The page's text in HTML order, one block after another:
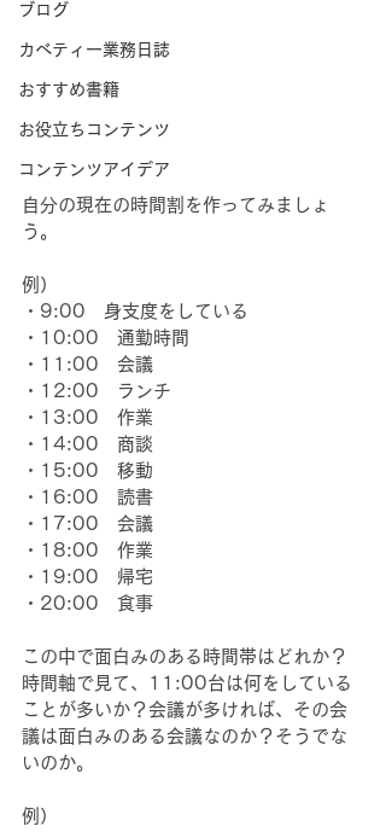
ブログ
カベティー業務日誌
おすすめ書籍
お役立ちコンテンツ
コンテンツアイデア
自分の現在の時間割を作ってみましょ
う。
例）
・9:00　身支度をしている
・10:00　通勤時間
・11:00　会議
・12:00　ランチ
・13:00　作業
・14:00　商談
・15:00　移動
・16:00　読書
・17:00　会議
・18:00　作業
・19:00　帰宅
・20:00　食事
この中で面白みのある時間帯はどれか？
時間軸で見て、11:00台は何をしている
ことが多いか？会議が多ければ、その会
議は面白みのある会議なのか？そうでな
いのか。
例）